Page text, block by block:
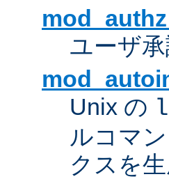
ユーザ
Unix の
ルコマ
クスを